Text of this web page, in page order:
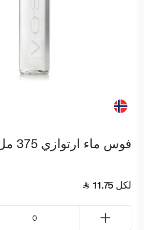
فوس ماء ارتوازي 375 مل
11.75 لكل
0